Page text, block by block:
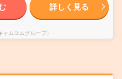
詳しく見る
ムコムグループ）